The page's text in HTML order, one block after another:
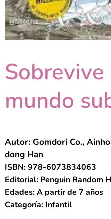
mundo
Autor: Gomdori Co.,
dong Han
ISBN: 978-6073834063
Editorial: Penguin Random
Edades: A partir de 7 años
Categoría: Infantil